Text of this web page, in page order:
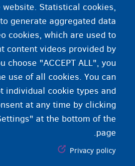
کمک‌‌هزینه اجتماعی از CPAS/OCMW
Statistical cookies,
generate aggregated data
cookies, which are used to
content videos provided by
choose "ACCEPT ALL", you
use of all cookies. You can
individual cookie types and
at any time by clicking
at the bottom of the
page.
Privacy policy